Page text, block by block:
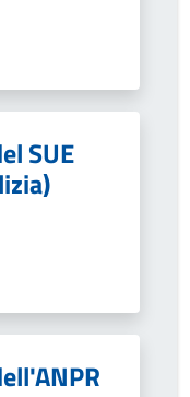
SUE